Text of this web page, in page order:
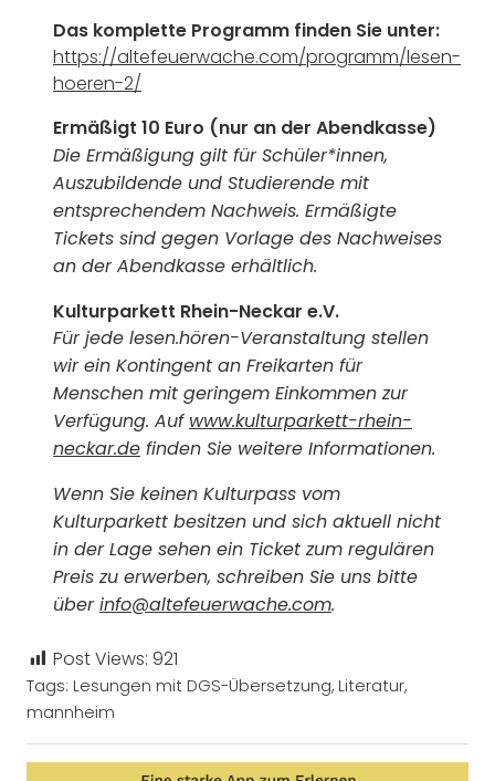
Das komplette Programm finden Sie unter:
https://altefeuerwache.com/programm/lesen-
hoeren-2/
Ermäßigt 10 Euro (nur an der Abendkasse)
Die Ermäßigung gilt für Schüler*innen,
Auszubildende und Studierende mit
entsprechendem Nachweis. Ermäßigte
Tickets sind gegen Vorlage des Nachweises
an der Abendkasse erhältlich.
Kulturparkett Rhein-Neckar e.V.
Für jede lesen.hören-Veranstaltung stellen
wir ein Kontingent an Freikarten für
Menschen mit geringem Einkommen zur
Verfügung. Auf www.kulturparkett-rhein-
neckar.de finden Sie weitere Informationen.
Wenn Sie keinen Kulturpass vom
Kulturparkett besitzen und sich aktuell nicht
in der Lage sehen ein Ticket zum regulären
Preis zu erwerben, schreiben Sie uns bitte
über info@altefeuerwache.com.
Post Views: 921
Tags: Lesungen mit DGS-Übersetzung, Literatur,
mannheim